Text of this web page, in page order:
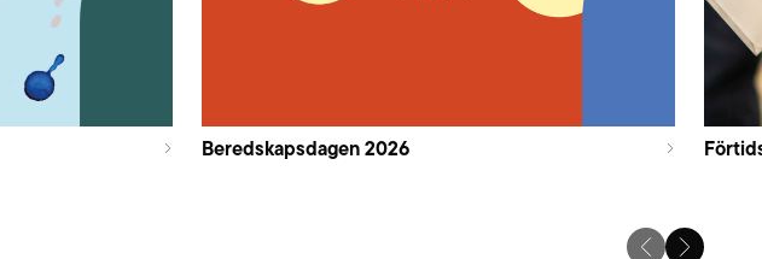
Beredskapsdagen 2026